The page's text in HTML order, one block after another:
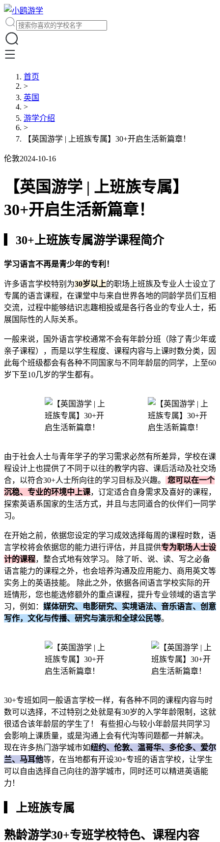
首页
>
英国
>
游学介绍
>
【英国游学 | 上班族专属】30+开启生活新篇章！
伦敦2024-10-16
【英国游学 | 上班族专属】
30+开启生活新篇章！
▎30+上班族专属游学课程简介
学习语言不再是青少年的专利！
许多语言学校特别为30岁以上的职场上班族及专业人士设立了
专属的语言课程，在课堂中与来自世界各地的同龄学员们互相
交流，过程中能够结识志趣相投或是各行各业的专业人士，拓
展国际性的人际关系。
一般来说，国外语言学校通常不会有年龄分班（除了青少年或
亲子课程），而是以学生程度、课程内容与上课时数分类，因
此每个班级都会有各种不同国家与不同年龄层的同学，上至60
岁下至10几岁的学生都有。
由于社会人士与青年学子的学习需求必然有所差异，学校在课
程设计上也提供了不同于以往的教学内容、课后活动及社交场
合，以符合30+人士所向往的学习目标及兴趣。
您可以在一个
沉稳、专业的环境中上课，订定适合自身需求及喜好的课程，
探索英语系国家的生活方式，并且与志同道合的伙伴们一同学
习。
在开始之前，依据您设定的学习成效选择每周的课程时数，语
言学校将会依据您的能力进行评估，并且提供专为职场人士设
计的课程，整合式地有效学习。 除了听、说、读、写之必备
语言能力的课程之外，也会培养沟通及应用能力、商用英文等
实务上的英语技能。 除此之外，依据各间语言学校实际的开
班情形，您也能选修额外的重点课程，提升专业领域的语言学
习，例如： 媒体研究、电影研究、实境语法、音乐语言、创意
写作，文化与传播、研究与演示和全球公民等。
30+专班如同一般语言学校一样，有各种不同的课程内容与时
数可以选择，不过特别之处就是有30岁的入学年龄限制，这就
很适合该年龄层的学生了！ 有些担心与较小年龄层共同学习
会影响上课质量，或是沟通上会有代沟等问题都一并解决。
现在许多热门游学城市如纽约、伦敦、温哥华、多伦多、爱尔
兰、马耳他等，在当地都有开设30+专班的语言学校，让学生
可以自由选择自己向往的游学城市，同时还可以精进英语能
力！
▎上班族专属
熟龄游学30+专班学校特色、课程内容